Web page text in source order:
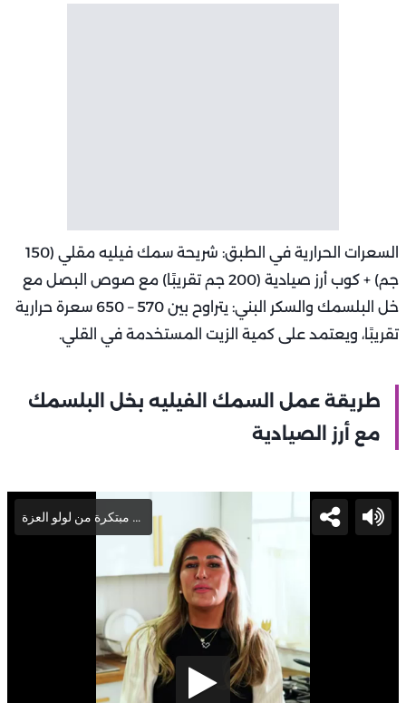
السعرات الحرارية في الطبق: شريحة سمك فيليه مقلي (150
جم) + كوب أرز صيادية (200 جم تقريبًا) مع صوص البصل مع
خل البلسمك والسكر البني: يتراوح بين 570 – 650 سعرة حرارية
تقريبًا، ويعتمد على كمية الزيت المستخدمة في القلي.
طريقة عمل السمك الفيليه بخل البلسمك
مع أرز الصيادية